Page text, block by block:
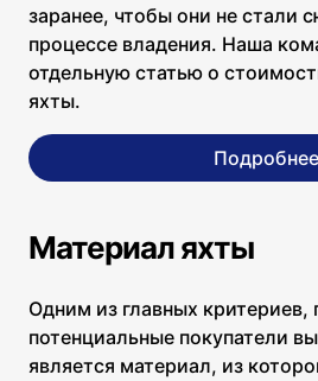
заранее, чтобы они не стали
процессе владения. Наша
отдельную статью о
яхты.
Подробнее
Материал яхты
Одним из главных критериев,
потенциальные покупатели
является материал, из